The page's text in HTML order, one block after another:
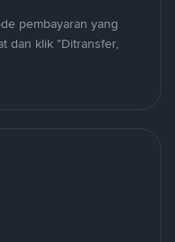
pembayaran yang
dan klik "Ditransfer,